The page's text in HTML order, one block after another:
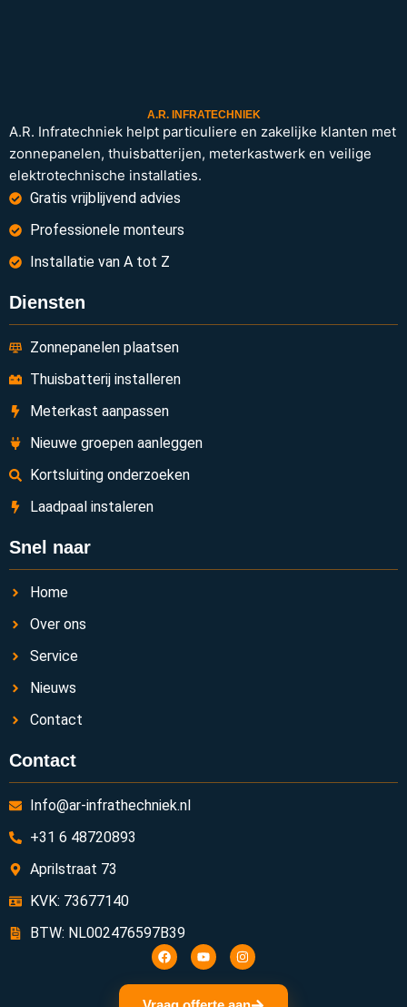
A.R. INFRATECHNIEK
A.R. Infratechniek helpt particuliere en zakelijke klanten met
zonnepanelen, thuisbatterijen, meterkastwerk en veilige
elektrotechnische installaties.
Gratis vrijblijvend advies
Professionele monteurs
Installatie van A tot Z
Diensten
Zonnepanelen plaatsen
Thuisbatterij installeren
Meterkast aanpassen
Nieuwe groepen aanleggen
Kortsluiting onderzoeken
Laadpaal instaleren
Snel naar
Home
Over ons
Service
Nieuws
Contact
Contact
Info@ar-infrathechniek.nl
+31 6 48720893
Aprilstraat 73
KVK: 73677140
BTW: NL002476597B39